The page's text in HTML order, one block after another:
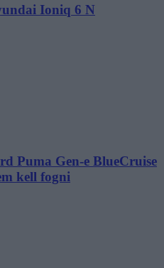
Ioniq 6 N
Puma Gen-e BlueCruise
kell fogni